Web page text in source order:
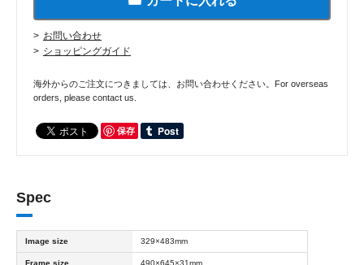
お問い合わせ
ショッピングガイド
海外からのご注文につきましては、お問い合わせください。For overseas
orders, please contact us.
保存
Spec
Image size 329×483mm
Frame size 490×645×31mm